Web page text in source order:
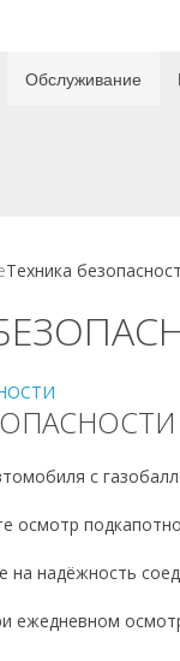
Обслуживание
Техника
с
осмотр
надёжность
ежедневном